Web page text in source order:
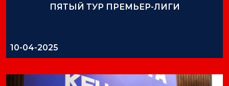
ПЯТЫЙ ТУР ПРЕМЬЕР-ЛИГИ
10-04-2025